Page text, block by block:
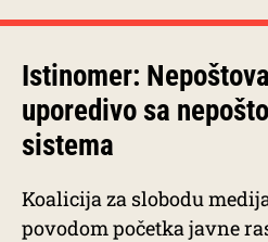
Istinomer:
uporedivo sa
sistema
Koalicija za slobodu
povodom početka javne